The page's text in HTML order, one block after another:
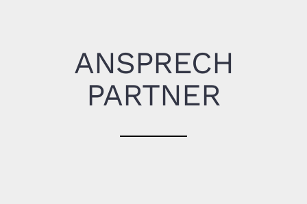
ANSPRECH
PARTNER